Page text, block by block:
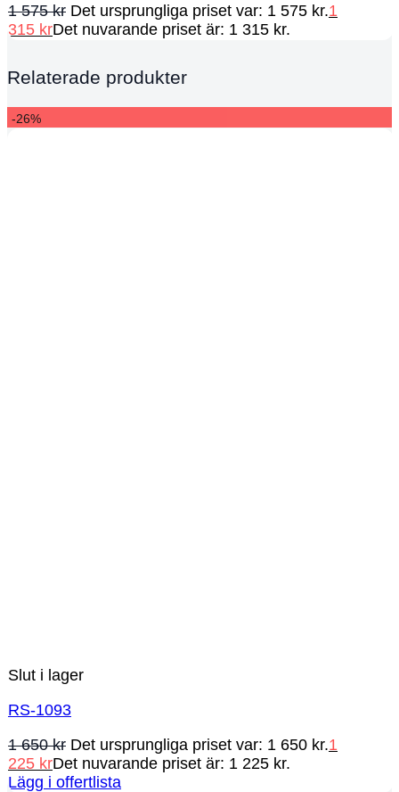
1 575kr Det ursprungliga priset var: 1 575 kr.1
315 krDet nuvarande priset är: 1 315 kr.
Relaterade produkter
-26%
Slut i lager
RS-1093
1 650kr Det ursprungliga priset var: 1 650 kr.1
225 krDet nuvarande priset är: 1 225 kr.
Lägg i offertlista